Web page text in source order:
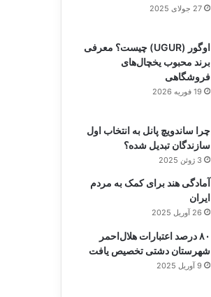
27 جولای 2025
اوگور (UGUR) چیست؟ معرفی
برند محبوب یخچال‌های
فروشگاهی
19 فوریه 2026
چرا ساندویچ پانل به انتخاب اول
سازندگان تبدیل شده؟
3 ژوئن 2025
آمادگی هند برای کمک به مردم
ایران
26 آوریل 2025
۸۰ درصد اعتبارات هلال‌احمر
شهرستان دشتی تخصیص یافت
9 آوریل 2025